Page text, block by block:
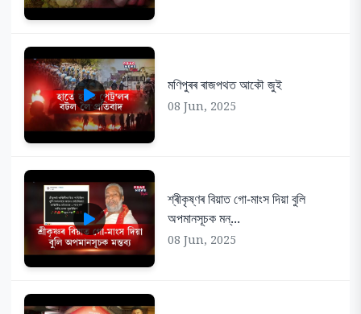
মণিপুৰৰ ৰাজপথত আকৌ জুই
08 Jun, 2025
শ্ৰীকৃষ্ণৰ বিয়াত গো-মাংস দিয়া বুলি
অপমানসূচক মন্...
08 Jun, 2025